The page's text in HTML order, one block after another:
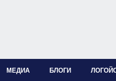
МЕДИА БЛОГИ